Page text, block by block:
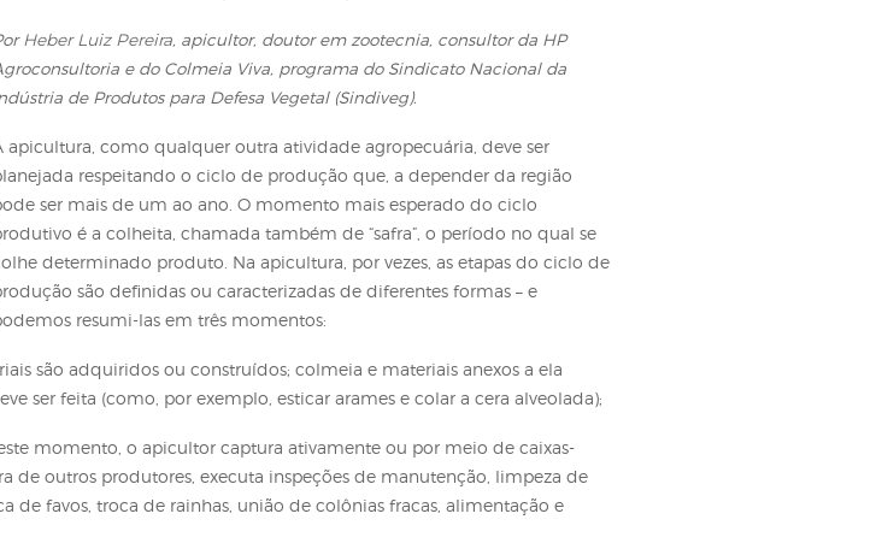
de colmeias para a próxima safra?
PorHeber Luiz Pereira, apicultor, doutor em zootecnia, consultor da HP
Agroconsultoria e do Colmeia Viva, programa do Sindicato Nacional da
Indústria de Produtos para Defesa Vegetal (Sindiveg).
A apicultura, como qualquer outra atividade agropecuária, deve ser
planejada respeitando o ciclo de produção que, a depender da região
produtivo é a colheita, chamada também de “safra”, o período no qual se
colhe determinado produto. Na apicultura, por vezes, as etapas do ciclo de
produção são definidas ou caracterizadas de diferentes formas – e
podemos resumi-las em três momentos: